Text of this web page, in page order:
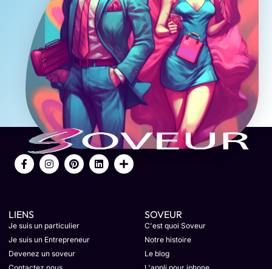
LIENS
Je suis un particulier
Je suis un Entrepreneur
Devenez un soveur
SOVEUR
C'est quoi Soveur
Notre histoire
Le blog